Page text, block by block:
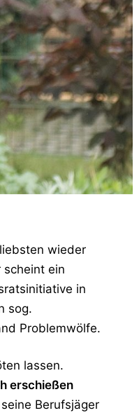
wieder
ein
in
sog.
Problemwölfe.
lassen.
erschießen
Berufsjäger